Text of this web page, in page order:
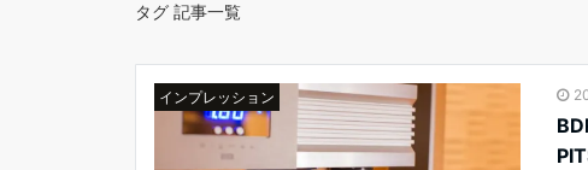
タグ 記事一覧
インプレッション